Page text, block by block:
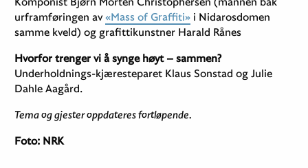
urframføringen av«Mass of Graffiti» i Nidarosdomen
samme kveld) og grafittikunstner Harald Rånes
Hvorfor trenger vi å synge høyt – sammen?
Underholdnings-kjæresteparet Klaus Sonstad og Julie
Dahle Aagård.
Tema og gjester oppdateres fortløpende.
Foto: NRK